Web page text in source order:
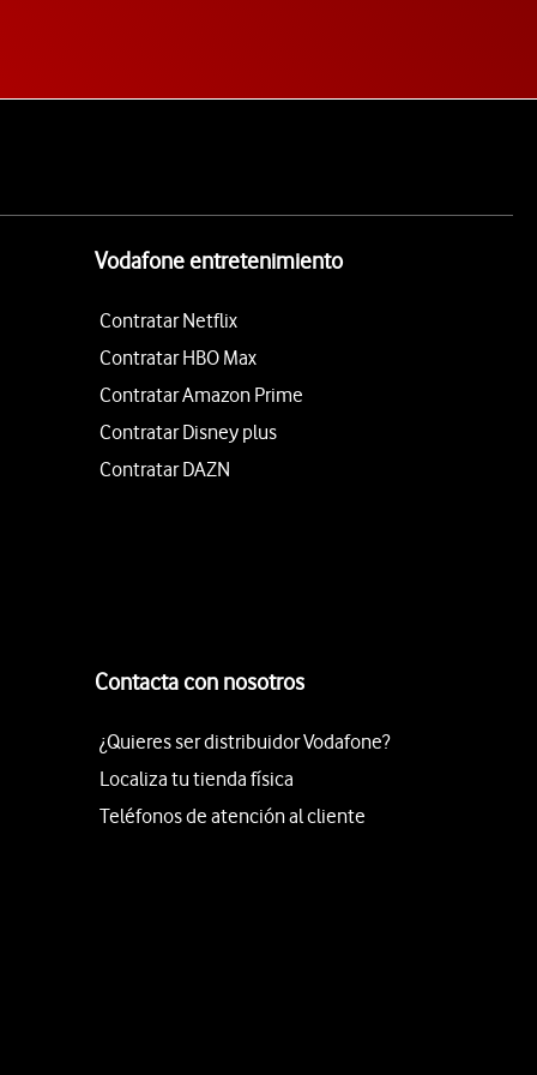
Vodafone entretenimiento
Contratar Netflix
Contratar HBO Max
Contratar Amazon Prime
Contratar Disney plus
Contratar DAZN
Contacta con nosotros
¿Quieres ser distribuidor Vodafone?
Localiza tu tienda física
Teléfonos de atención al cliente